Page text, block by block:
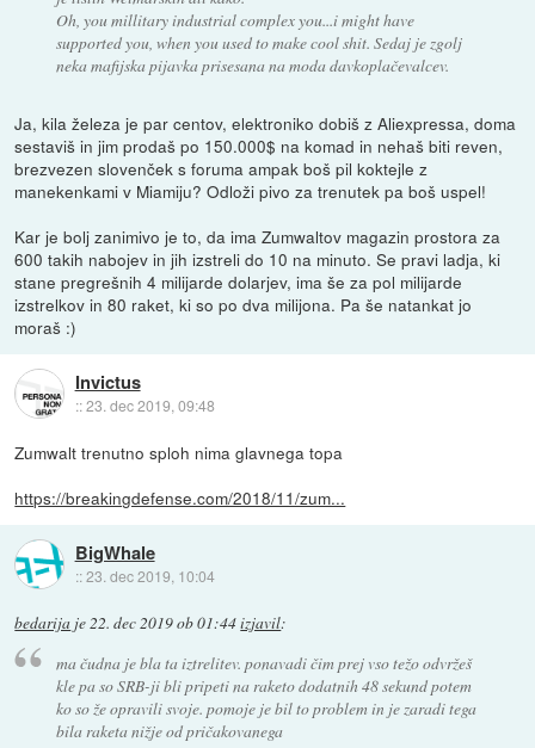
Oh, you millitary industrial complex you...i might have
supported you, when you used to make cool shit. Sedaj je zgolj
neka mafijska pijavka prisesana na moda davkoplačevalcev.
Ja, kila železa je par centov, elektroniko dobiš z Aliexpressa, doma
sestaviš in jim prodaš po 150.000$ na komad in nehaš biti reven,
brezvezen slovenček s foruma ampak boš pil koktejle z
manekenkami v Miamiju? Odloži pivo za trenutek pa boš uspel!
Kar je bolj zanimivo je to, da ima Zumwaltov magazin prostora za
600 takih nabojev in jih izstreli do 10 na minuto. Se pravi ladja, ki
stane pregrešnih 4 milijarde dolarjev, ima še za pol milijarde
izstrelkov in 80 raket, ki so po dva milijona. Pa še natankat jo
moraš :)
Invictus
::23. dec 2019, 09:48
Zumwalt trenutno sploh nima glavnega topa
https://breakingdefense.com/2018/11/zum...
BigWhale
::23. dec 2019, 10:04
bedarija je22. dec 2019 ob 01:44izjavil:
ma čudna je bla ta iztrelitev. ponavadi čim prej vso težo odvržeš
kle pa so SRB-ji bli pripeti na raketo dodatnih 48 sekund potem
ko so že opravili svoje. pomoje je bil to problem in je zaradi tega
bila raketa nižje od pričakovanega